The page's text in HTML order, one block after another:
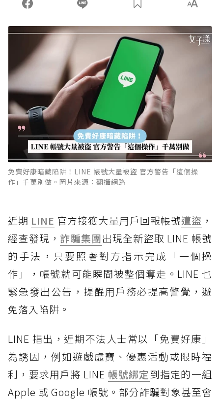
免費好康暗藏陷阱！LINE 帳號大量被盜 官方警告「這個操
作」千萬別做。圖片來源：翻攝網路
近期 LINE 官方接獲大量用戶回報帳號遭盜 ，
經查發現， 詐騙集團出現全新盜取 LINE 帳號
的手法，只要照著對方指示完成「一個操
作」，帳號就可能瞬間被整個奪走。LINE 也
緊急發出公告，提醒用戶務必提高警覺，避
免落入陷阱。
LINE 指出，近期不法人士常以「免費好康」
為誘因，例如遊戲虛寶、優惠活動或限時福
利，要求用戶將 LINE 帳號綁定到指定的一組
Apple 或 Google 帳號。部分詐騙對象甚至會